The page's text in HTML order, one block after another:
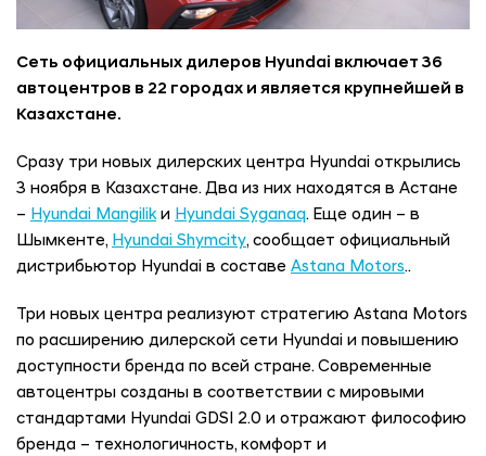
Сеть официальных дилеров Hyundai включает 36
автоцентров в 22 городах и является крупнейшей в
Казахстане.
Сразу три новых дилерских центра Hyundai открылись
3 ноября в Казахстане. Два из них находятся в Астане
– Hyundai Mangilikи Hyundai Syganaq. Еще один – в
Шымкенте, Hyundai Shymcity, сообщает официальный
дистрибьютор Hyundai в составе Astana Motors..
Три новых центра реализуют стратегию Astana Motors
по расширению дилерской сети Hyundai и повышению
доступности бренда по всей стране. Современные
автоцентры созданы в соответствии с мировыми
стандартами Hyundai GDSI 2.0 и отражают философию
бренда – технологичность, комфорт и